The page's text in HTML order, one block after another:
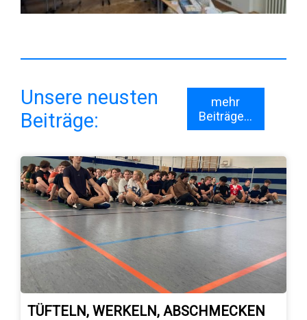
Unsere neusten
Beiträge:
mehr
Beiträge...
TÜFTELN, WERKELN, ABSCHMECKEN